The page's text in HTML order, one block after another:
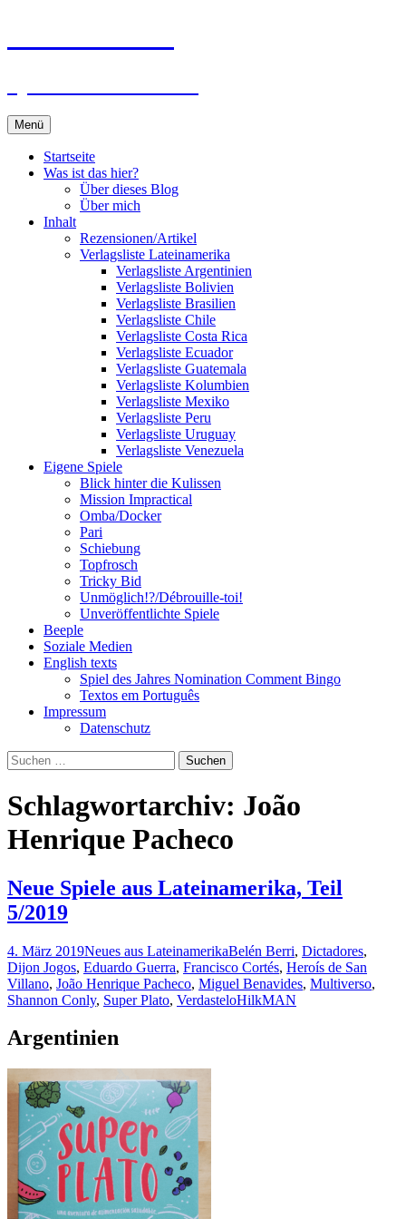
Menü
Startseite
Was ist das hier?
Über dieses Blog
Über mich
Inhalt
Rezensionen/Artikel
Verlagsliste Lateinamerika
Verlagsliste Argentinien
Verlagsliste Bolivien
Verlagsliste Brasilien
Verlagsliste Chile
Verlagsliste Costa Rica
Verlagsliste Ecuador
Verlagsliste Guatemala
Verlagsliste Kolumbien
Verlagsliste Mexiko
Verlagsliste Peru
Verlagsliste Uruguay
Verlagsliste Venezuela
Eigene Spiele
Blick hinter die Kulissen
Mission Impractical
Omba/Docker
Pari
Schiebung
Topfrosch
Tricky Bid
Unmöglich!?/Débrouille-toi!
Unveröffentlichte Spiele
Beeple
Soziale Medien
English texts
Spiel des Jahres Nomination Comment Bingo
Textos em Português
Impressum
Datenschutz
Suchen
nach:
Schlagwortarchiv: João
Henrique Pacheco
Neue Spiele aus Lateinamerika, Teil
5/2019
4. März 2019Neues aus LateinamerikaBelén Berri, Dictadores,
Dijon Jogos, Eduardo Guerra, Francisco Cortés, Heroís de San
Villano, João Henrique Pacheco, Miguel Benavides, Multiverso,
Shannon Conly, Super Plato, VerdasteloHilkMAN
Argentinien